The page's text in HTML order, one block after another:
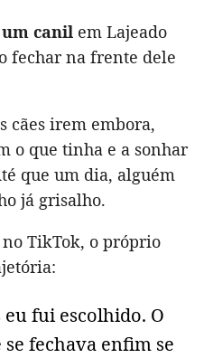
canil em Lajeado
fechar na frente dele
cães irem embora,
o que tinha e a sonhar
que um dia, alguém
já grisalho.
TikTok, o próprio
eu fui escolhido. O
fechava enfim se